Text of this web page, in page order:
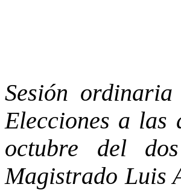
Sesión
Elecciones a las
octubre del
Magistrado Luis